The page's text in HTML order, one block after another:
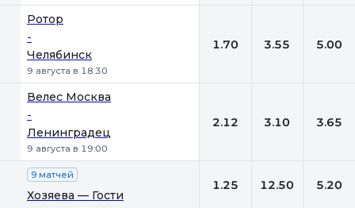
Ротор
-
Челябинск
9 августа в 18:30
1.70 3.55 5.00
Велес Москва
-
Ленинградец
9 августа в 19:00
2.12 3.10 3.65
9 матчей
Хозяева — Гости
1.25 12.50 5.20